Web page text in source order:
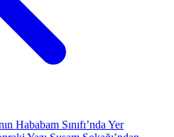
Hababam Sınıfı’nda Yer